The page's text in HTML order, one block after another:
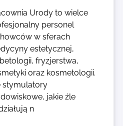
Urody to wielce
personel
w sferach
estetycznej,
fryzjerstwa,
oraz kosmetologii.
stymulatory
jakie źle
n